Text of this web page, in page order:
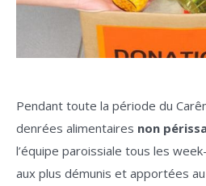
Pendant toute la période du
denrées alimentaires non
l’équipe paroissiale tous les
aux plus démunis et apportées